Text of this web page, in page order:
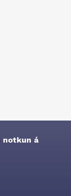
notkun á